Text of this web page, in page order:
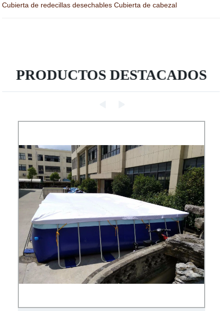
Cubierta de redecillas desechables Cubierta de cabezal
PRODUCTOS DESTACADOS